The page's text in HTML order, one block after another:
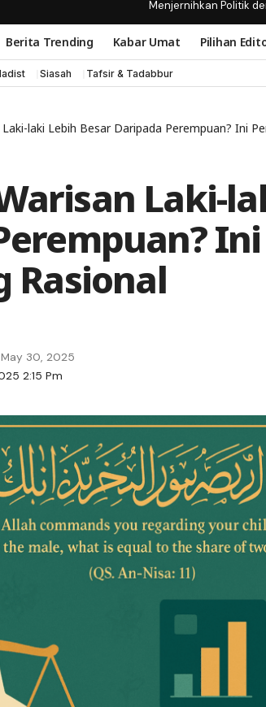
Menjernihkan Politik
Berita Trending Kabar Umat Pilihan
Siasah Tafsir & Tadabbur
laki Lebih Besar Daripada Perempuan? Ini
Laki-
Rasional
2:15 Pm
30, 2025